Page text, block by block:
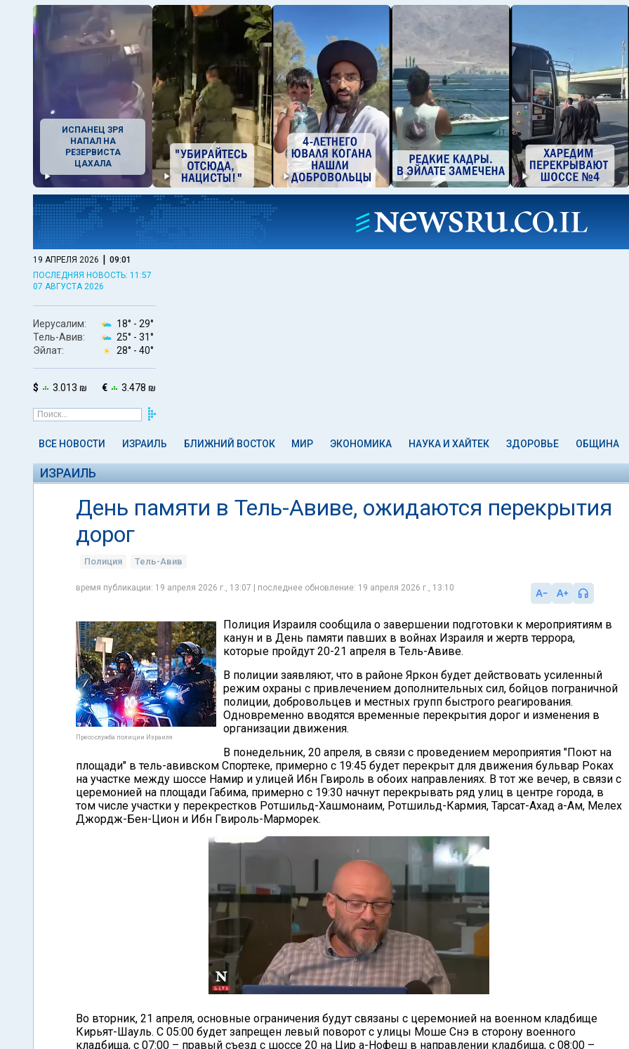
ИСПАНЕЦ ЗРЯ
НАПАЛ НА
РЕЗЕРВИСТА
ЦАХАЛА
19 АПРЕЛЯ 2026 | 09:01
ПОСЛЕДНЯЯ НОВОСТЬ: 11:57
07 АВГУСТА 2026
Иерусалим: 18° - 29°
Тель-Авив:
25° - 31°
Эйлат:
28° - 40°
$ 3.013 ₪ € 3.478 ₪
ВСЕ НОВОСТИ ИЗРАИЛЬ БЛИЖНИЙ ВОСТОК МИР ЭКОНОМИКА НАУКА И ХАЙТЕК ЗДОРОВЬЕ ОБЩИНА
ИЗРАИЛЬ
День памяти в Тель-Авиве, ожидаются перекрытия
дорог
Полиция Тель-Авив
время публикации: 19 апреля 2026 г., 13:07 | последнее обновление: 19 апреля 2026 г., 13:10
Пресс-служба полиции Израиля
Полиция Израиля сообщила о завершении подготовки к мероприятиям в
канун и в День памяти павших в войнах Израиля и жертв террора,
которые пройдут 20-21 апреля в Тель-Авиве.
В полиции заявляют, что в районе Яркон будет действовать усиленный
режим охраны с привлечением дополнительных сил, бойцов пограничной
полиции, добровольцев и местных групп быстрого реагирования.
Одновременно вводятся временные перекрытия дорог и изменения в
организации движения.
В понедельник, 20 апреля, в связи с проведением мероприятия "Поют на
площади" в тель-авивском Спортеке, примерно с 19:45 будет перекрыт для движения бульвар Роках
на участке между шоссе Намир и улицей Ибн Гвироль в обоих направлениях. В тот же вечер, в связи с
церемонией на площади Габима, примерно с 19:30 начнут перекрывать ряд улиц в центре города, в
том числе участки у перекрестков Ротшильд-Хашмонаим, Ротшильд-Кармия, Тарсат-Ахад а-Ам, Мелех
Джордж-Бен-Цион и Ибн Гвироль-Марморек.
Во вторник, 21 апреля, основные ограничения будут связаны с церемонией на военном кладбище
Кирьят-Шауль. С 05:00 будет запрещен левый поворот с улицы Моше Снэ в сторону военного
кладбища, с 07:00 – правый съезд с шоссе 20 на Цир а-Нофеш в направлении кладбища, с 08:00 –